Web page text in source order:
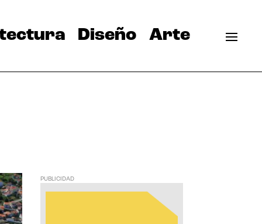
Diseño Arte
PUBLICIDAD